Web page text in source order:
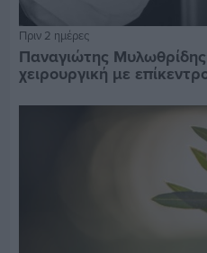
Πριν 2 ημέρες
Παναγιώτης
χειρουργική με